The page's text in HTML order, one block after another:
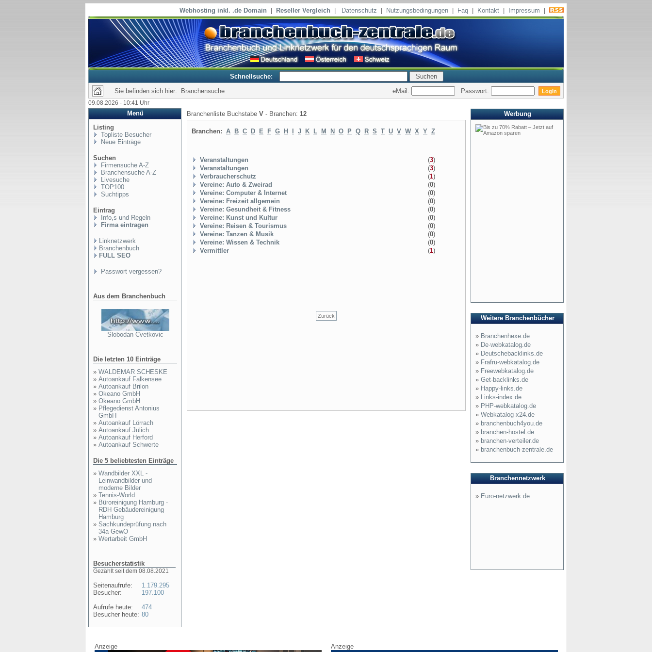
Webhosting inkl. .de Domain Reseller Vergleich Datenschutz Nutzungsbedingungen Faq Kontakt Impressum
Schnellsuche:
Sie befinden sich hier: Branchensuche
eMail: Passwort:
09.08.2026 - 10:41 Uhr
Menü
Listing
Topliste Besucher
Neue Einträge
Suchen
Firmensuche A-Z
Branchensuche A-Z
Livesuche
TOP100
Suchtipps
Eintrag
Info,s und Regeln
Firma eintragen
Linknetzwerk
Branchenbuch
FULL SEO
Passwort vergessen?
Aus dem Branchenbuch
Slobodan Cvetkovic
Die letzten 10 Einträge
» WALDEMAR SCHESKE
» Autoankauf Falkensee
» Autoankauf Brilon
» Okeano GmbH
» Okeano GmbH
» Pflegedienst Antonius
GmbH
» Autoankauf Lörrach
» Autoankauf Jülich
» Autoankauf Herford
» Autoankauf Schwerte
Die 5 beliebtesten Einträge
» Wandbilder XXL -
Leinwandbilder und
moderne Bilder
» Tennis-World
» Büroreinigung Hamburg -
RDH Gebäudereinigung
Hamburg
» Sachkundeprüfung nach
34a GewO
» Wertarbeit GmbH
Besucherstatistik
Gezählt seit dem 08.08.2021
Seitenaufrufe:
Besucher:
Aufrufe heute:
Besucher heute:
1.179.295
197.100
474
80
Branchenliste Buchstabe V - Branchen: 12
Branchen: A B C D E F G H J K L M N O P Q R S T U V W X Y Z
Veranstaltungen (3)
Veranstaltungen
(3)
Verbraucherschutz
(1)
Vereine: Auto & Zweirad
(0)
Vereine: Computer & Internet
(0)
Vereine: Freizeit allgemein
(0)
Vereine: Gesundheit & Fitness
(0)
Vereine: Kunst und Kultur
(0)
Vereine: Reisen & Tourismus
(0)
Vereine: Tanzen & Musik
(0)
Vereine: Wissen & Technik
(0)
Vermittler
(1)
Zurück
Werbung
Weitere Branchenbücher
» Branchenhexe.de
» De-webkatalog.de
» Deutschebacklinks.de
» Frafru-webkatalog.de
» Freewebkatalog.de
» Get-backlinks.de
» Happy-links.de
» Links-index.de
» PHP-webkatalog.de
» Webkatalog-x24.de
» branchenbuch4you.de
» branchen-hostel.de
» branchen-verteiler.de
» branchenbuch-zentrale.de
Branchennetzwerk
» Euro-netzwerk.de
Anzeige Anzeige